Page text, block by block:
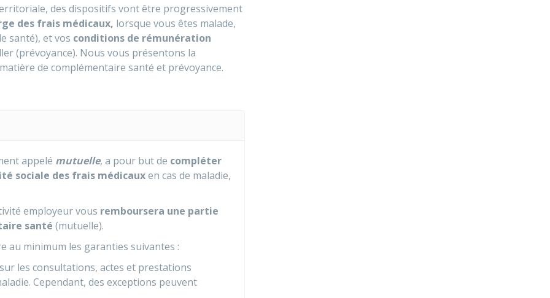
des dispositifs vont être progressivement
des frais médicaux, lorsque vous êtes malade,
santé), et vos conditions de rémunération
(prévoyance). Nous vous présentons la
de complémentaire santé et prévoyance.
appelé mutuelle, a pour but de compléter
sociale des frais médicauxen cas de maladie,
employeur vous remboursera une partie
santé (mutuelle).
au minimum les garanties suivantes :
sur les consultations, actes et prestations
Cependant, des exceptions peuvent